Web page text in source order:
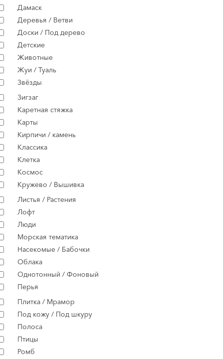
Дамаск
Деревья / Ветви
Доски / Под дерево
Детские
Животные
Жуи / Туаль
Звёзды
Зигзаг
Каретная стяжка
Карты
Кирпичи / камень
Классика
Клетка
Космос
Кружево / Вышивка
Листья / Растения
Лофт
Люди
Морская тематика
Насекомые / Бабочки
Облака
Однотонный / Фоновый
Перья
Плитка / Мрамор
Под кожу / Под шкуру
Полоса
Птицы
Ромб